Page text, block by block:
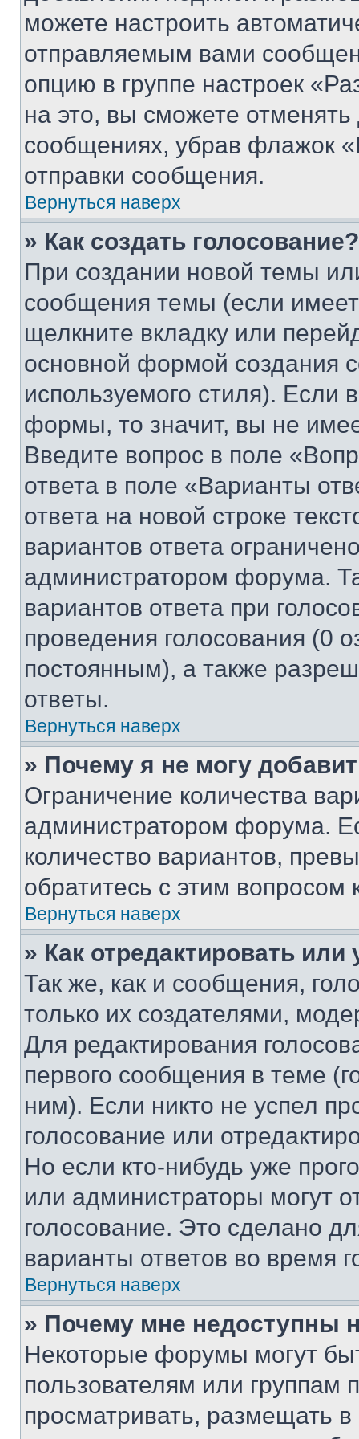
можете настроить
отправляемым вами
опцию в группе настроек
на это, вы сможете
сообщениях, убрав флажок
отправки сообщения.
Вернуться наверх
» Как создать голосование?
При создании новой темы
сообщения темы (если
щелкните вкладку или
основной формой создания
используемого стиля). Если
формы, то значит, вы не
Введите вопрос в поле
ответа в поле «Варианты
ответа на новой строке
вариантов ответа
администратором форума.
вариантов ответа при
проведения голосования (0
постоянным), а также
ответы.
Вернуться наверх
» Почему я не могу
Ограничение количества
администратором форума.
количество вариантов,
обратитесь с этим вопросом
Вернуться наверх
» Как отредактировать
Так же, как и сообщения,
только их создателями,
Для редактирования
первого сообщения в теме
ним). Если никто не успел
голосование или
Но если кто-нибудь уже
или администраторы могут
голосование. Это сделано
варианты ответов во время
Вернуться наверх
» Почему мне недоступны
Некоторые форумы могут
пользователям или группам
просматривать, размещать